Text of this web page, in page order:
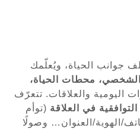
جوانب الحياة، ويُعلّمك
محطات الحياة،
اليومية والعلاقات. تتعرّف
التوافقية في العلاقة (توأم
الهوية/العنوان… وصولًا